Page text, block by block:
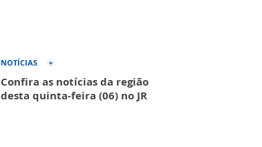
NOTÍCIAS
Confira as notícias da região
desta quinta-feira (06) no JR